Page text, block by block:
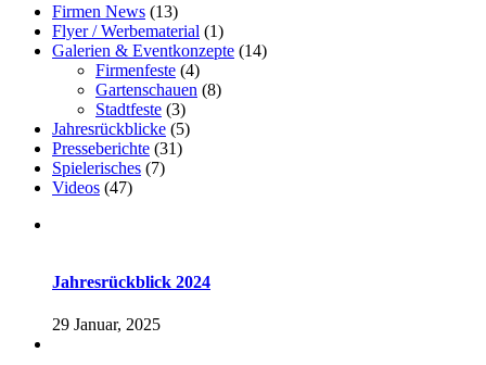
Firmen News (13)
Flyer / Werbematerial (1)
Galerien & Eventkonzepte (14)
Firmenfeste (4)
Gartenschauen (8)
Stadtfeste (3)
Jahresrückblicke (5)
Presseberichte (31)
Spielerisches (7)
Videos (47)
Jahresrückblick 2024
29 Januar, 2025